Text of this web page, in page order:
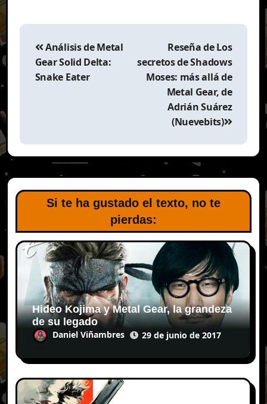
Navegación
entradas
Análisis de Metal
Gear Solid Delta:
Snake Eater
Reseña de Los
secretos de Shadows
Moses: más allá de
Metal Gear, de
Adrián Suárez
(Nuevebits)
Si te ha gustado el texto, no te
pierdas:
Hideo Kojima y Metal Gear, la grandeza
de su legado
Daniel Viñambres 29 de junio de 2017